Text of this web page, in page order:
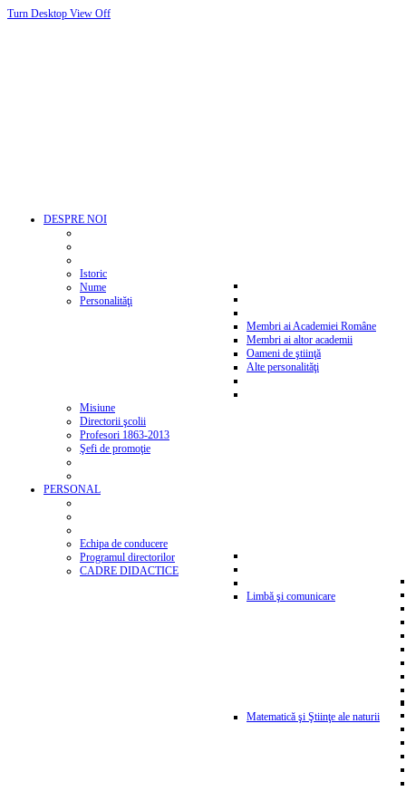
Turn Desktop View Off
DESPRE NOI
Istoric
Nume
Personalităţi
Membri ai Academiei Române
Membri ai altor academii
Oameni de ştiinţă
Alte personalităţi
Misiune
Directorii şcolii
Profesori 1863-2013
Şefi de promoţie
PERSONAL
Echipa de conducere
Programul directorilor
CADRE DIDACTICE
Limbă şi comunicare
Matematică şi Ştiinţe ale naturii